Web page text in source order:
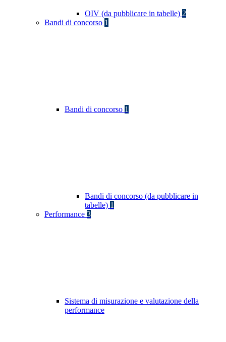
OIV (da pubblicare in tabelle) 2
Bandi di concorso 1
Bandi di concorso 1
Bandi di concorso (da pubblicare in
tabelle) 1
Performance 3
Sistema di misurazione e valutazione della
performance